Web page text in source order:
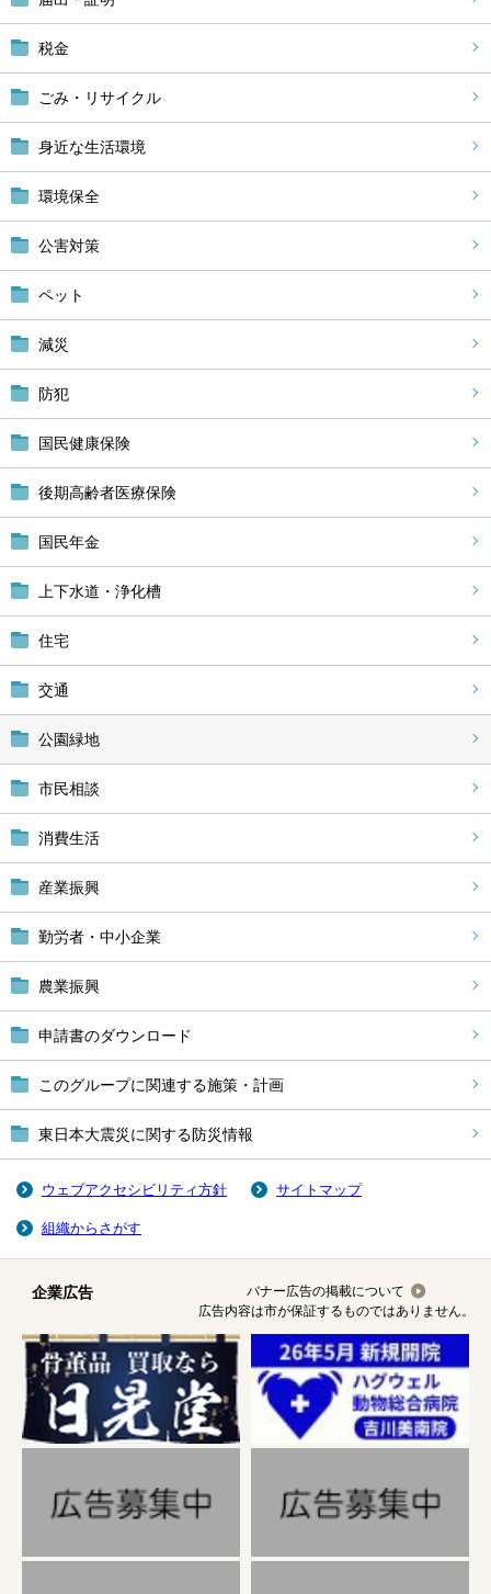
税金
ごみ・リサイクル
身近な生活環境
環境保全
公害対策
ペット
減災
防犯
国民健康保険
後期高齢者医療保険
国民年金
上下水道・浄化槽
住宅
交通
公園緑地
市民相談
消費生活
産業振興
勤労者・中小企業
農業振興
申請書のダウンロード
このグループに関連する施策・計画
東日本大震災に関する防災情報
ウェブアクセシビリティ方針 サイトマップ
組織からさがす
企業広告
バナー広告の掲載について
広告内容は市が保証するものではありません。